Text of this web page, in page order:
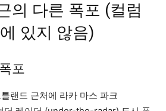
의 다른 폭포 (컬럼
있지 않음)
포
랜드 근처에 라카 마스 파크